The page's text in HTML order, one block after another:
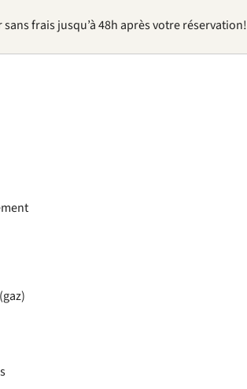
frais jusqu’à 48h après votre réservation!